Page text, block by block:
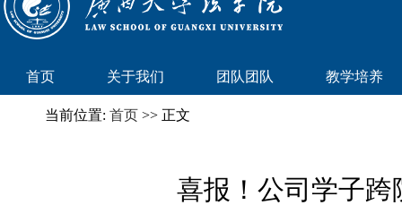
首页 关于我们 团队团队 教学培养
当前位置: 首页 >> 正文
喜报！公司学子跨